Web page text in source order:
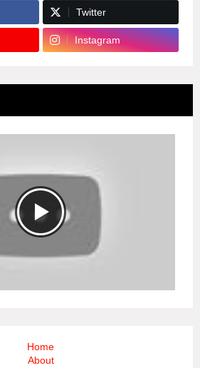
Twitter
Instagram
Home
About